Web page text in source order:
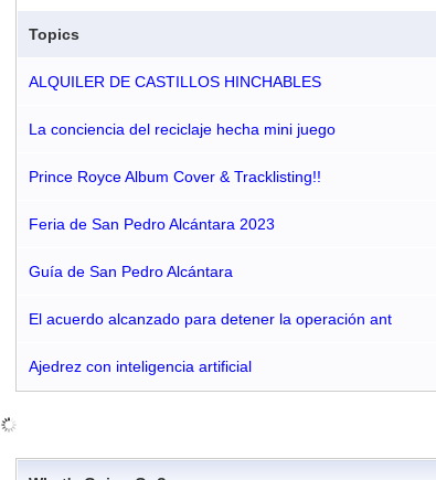
Topics
ALQUILER DE CASTILLOS HINCHABLES
La conciencia del reciclaje hecha mini juego
Prince Royce Album Cover & Tracklisting!!
Feria de San Pedro Alcántara 2023
Guía de San Pedro Alcántara
El acuerdo alcanzado para detener la operación ant
Ajedrez con inteligencia artificial